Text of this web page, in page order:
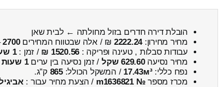
הובלת דירה חדרים בזול מחולתה ← לבית שאן
מחיר מחירון:2222.24 ₪ / אלה שבטווח המחירים2700
עבודות סבלות , טעינה ופריקה : 1520.56 ₪ / זמן :1 שעות 12 דקות
מחיר נסיעה629.60 שקל / זמן נסיעה בין ערים1 שעות , 17 דקות
נפח כללי:17.43м³ / המשקל הכולל:865 ק”ג.
מכרז מספר № m1636821 / הצעת מחיר עבור :